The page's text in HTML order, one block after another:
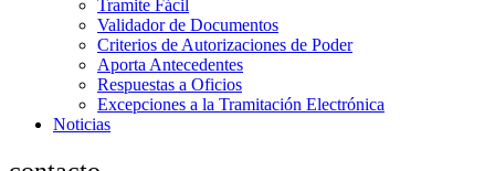
Tramite Fácil
Validador de Documentos
Criterios de Autorizaciones de Poder
Aporta Antecedentes
Respuestas a Oficios
Excepciones a la Tramitación Electrónica
Noticias